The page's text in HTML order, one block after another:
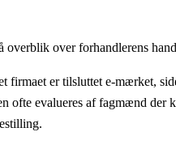
over forhandlerens
er tilsluttet e-mærket,
evalueres af fagmænd der